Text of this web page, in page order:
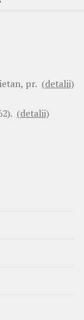
pr. (detalii)
(detalii)